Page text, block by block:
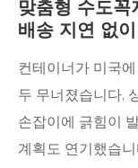
맞춤형 수도
배송 지연 없
컨테이너가 미국
두 무너졌습니다.
손잡이에 긁힘이
계획도 연기했습